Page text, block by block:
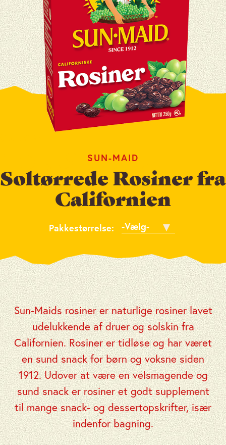
SUN-MAID
Soltørrede Rosiner fra
Californien
Pakkestørrelse: Pakkestørrelse
Sun-Maids rosiner er naturlige rosiner lavet
udelukkende af druer og solskin fra
Californien. Rosiner er tidløse og har været
en sund snack for børn og voksne siden
1912. Udover at være en velsmagende og
sund snack er rosiner et godt supplement
til mange snack- og dessertopskrifter, især
indenfor bagning.